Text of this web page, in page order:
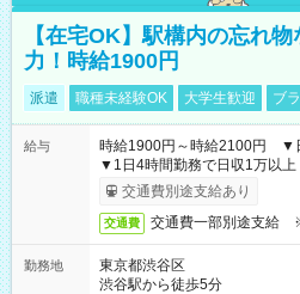
【在宅OK】駅構内の忘れ
力！時給1900円
派遣 職種未経験OK 大学生歓迎 ブ
給与
時給1900円～時給2100円 ▼
▼1日4時間勤務で日収1万以上
交通費別途支給あり
交通費 交通費一部別途支給
勤務地
東京都渋谷区
渋谷駅から徒歩5分